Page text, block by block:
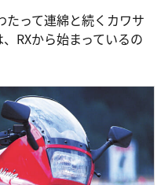
たって連綿と続くカワサ
RXから始まっているの